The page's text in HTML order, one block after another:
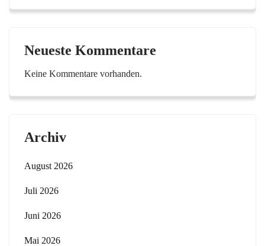
Neueste Kommentare
Keine Kommentare vorhanden.
Archiv
August 2026
Juli 2026
Juni 2026
Mai 2026